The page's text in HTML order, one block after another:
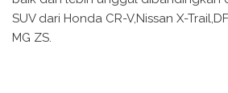
SUV dari Honda CR-V,Nissan X-
MG ZS.